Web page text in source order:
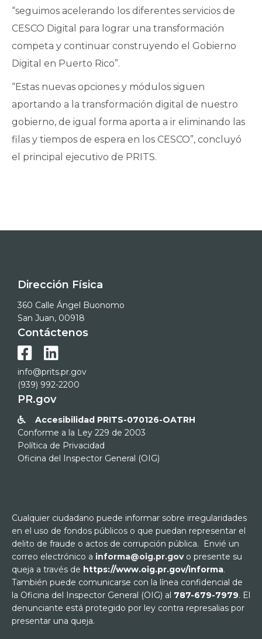
“seguimos acelerando los diferentes servicios de
CESCO Digital para lograr una transformación
competa y continuar construyendo el Gobierno
Digital en Puerto Rico”.
“Estas nuevas opciones y módulos siguen
aportando a la transformación digital de nuestro
gobierno, de igual forma aporta a ir eliminando las
filas y tiempos de espera en los CESCO”, concluyó
el principal ejecutivo de PRITS.
Dirección Física
360 Calle Ángel Buonomo
San Juan, 00918
Contáctenos
 
info@prits.pr.gov
(939) 992-2200
PR.gov

Accesibilidad PRITS-070126-OATRH
Conforme a la Ley 229 de 2003
Política de Privacidad
Oficina del Inspector General (OIG)
Cualquier ciudadano puede informar sobre irregularidades
en el uso de fondos públicos o que puedan representar el
delito de fraude o actos de corrupción pública. Envié un
correo electrónico a informa@oig.pr.govo presente su
queja a través de https://www.oig.pr.gov/informa.
También puede comunicarse con la línea confidencial de
la Oficina del Inspector General (OIG) al 787-679-7979. El
denunciante está protegido por ley contra represalias por
presentar una queja.